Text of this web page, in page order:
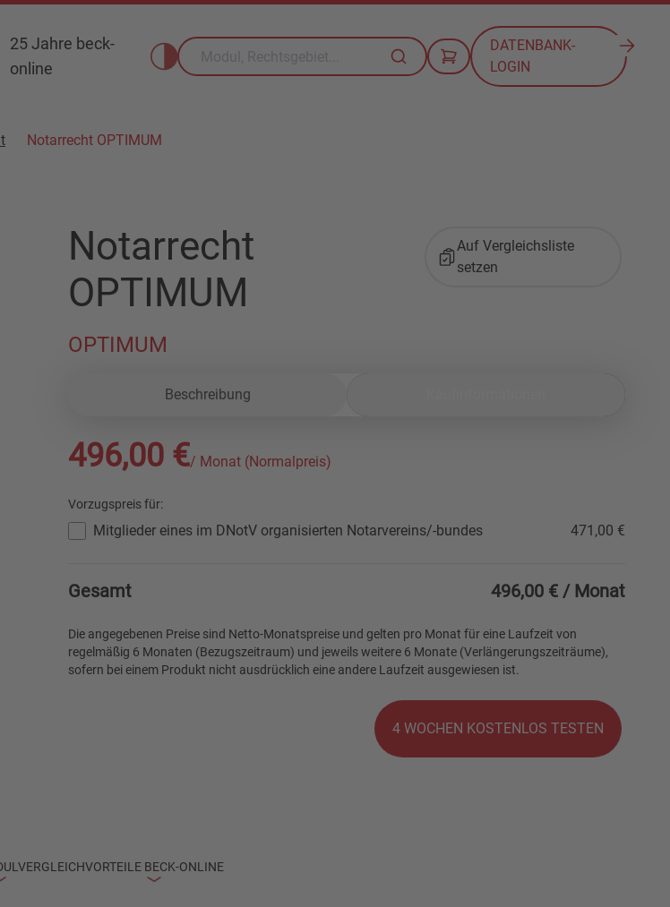
25 Jahre beck-
online
DATENBANK-
LOGIN
Notarrecht OPTIMUM
Notarrecht
OPTIMUM
OPTIMUM
Auf Vergleichsliste
setzen
Beschreibung
496,00 €/ Monat (Normalpreis)
Vorzugspreis für:
Mitglieder eines im DNotV organisierten Notarvereins/-bundes 471,00 €
Gesamt 496,00 € / Monat
Die angegebenen Preise sind Netto-Monatspreise und gelten pro Monat für eine Laufzeit von
regelmäßig 6 Monaten (Bezugszeitraum) und jeweils weitere 6 Monate (Verlängerungszeiträume),
sofern bei einem Produkt nicht ausdrücklich eine andere Laufzeit ausgewiesen ist.
4 WOCHEN KOSTENLOS TESTEN
VORTEILE BECK-ONLINE